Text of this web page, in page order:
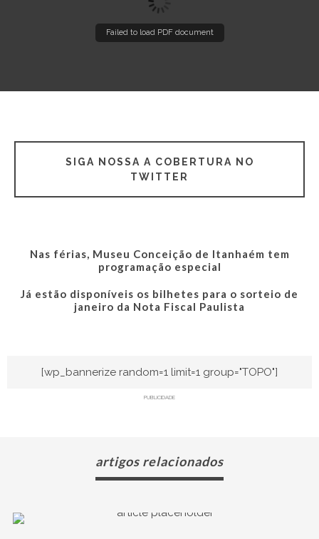
Failed to load PDF document
SIGA NOSSA A COBERTURA NO
TWITTER
Nas férias, Museu Conceição de Itanhaém tem
programação especial
Já estão disponíveis os bilhetes para o sorteio de
janeiro da Nota Fiscal Paulista
[wp_bannerize random=1 limit=1 group="TOPO"]
PUBLICIDADE
artigos relacionados